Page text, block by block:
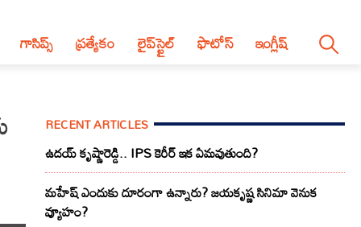
గాసిప్స్ ప్రత్యేకం లైప్‌స్టైల్‌ ఫొటోస్ ఇంగ్లీష్
RECENT ARTICLES
ఉదయ్ కృష్ణారెడ్డి.. IPS కెరీర్ ఇక ఏమవుతుంది?
మహేష్ ఎందుకు దూరంగా ఉన్నారు? జయకృష్ణ సినిమా వెనుక
వ్యూహం?